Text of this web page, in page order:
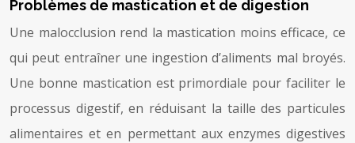
Problèmes de mastication et de digestion
Une malocclusion rend la mastication moins efficace, ce
qui peut entraîner une ingestion d’aliments mal broyés.
Une bonne mastication est primordiale pour faciliter le
processus digestif, en réduisant la taille des particules
alimentaires et en permettant aux enzymes digestives